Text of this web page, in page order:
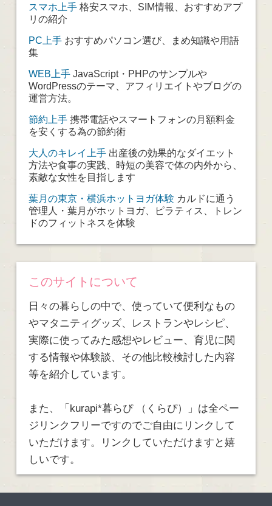
スマホ上手格安スマホ、SIM情報、おすすめアプ
リの紹介
PC上手おすすめパソコン選び、まめ知識や用語
集
WEB上手JavaScript・PHPのサンプルや
WordPressのテーマ、アフィリエイトやブログの
運営方法。
節約上手携帯電話やスマートフォンの月額料金
を安くする為の節約術
大人のキレイ上手出産後の効果的なダイエット
方法や食事の実践、時短の美容で体の内外から、
素敵な女性を目指します
葉月の東京・横浜ホットヨガ体験 カルドに通う
管理人・葉月がホットヨガ、ピラティス、トレン
ドのフィットネスを体験
このサイトについて
日々の暮らしの中で、使っていて便利なもの
やマタニティグッズ、レストランやレシピ、
実際に使ってみた感想やレビュー、育児に関
する情報や体験談、その他比較検討した内容
等を紹介しています。
また、「kurapi*暮らぴ （くらぴ）」は全ペー
ジリンクフリーですのでご自由にリンクして
いただけます。リンクしていただけますと嬉
しいです。